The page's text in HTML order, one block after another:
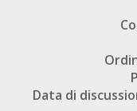
Data di